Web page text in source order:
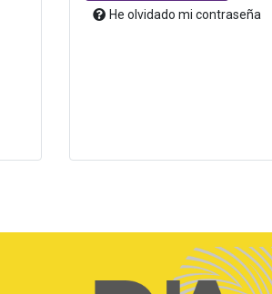
He olvidado mi contraseña